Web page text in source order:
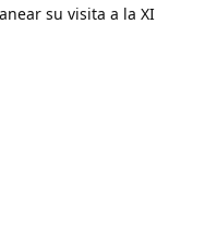
su visita a la XI